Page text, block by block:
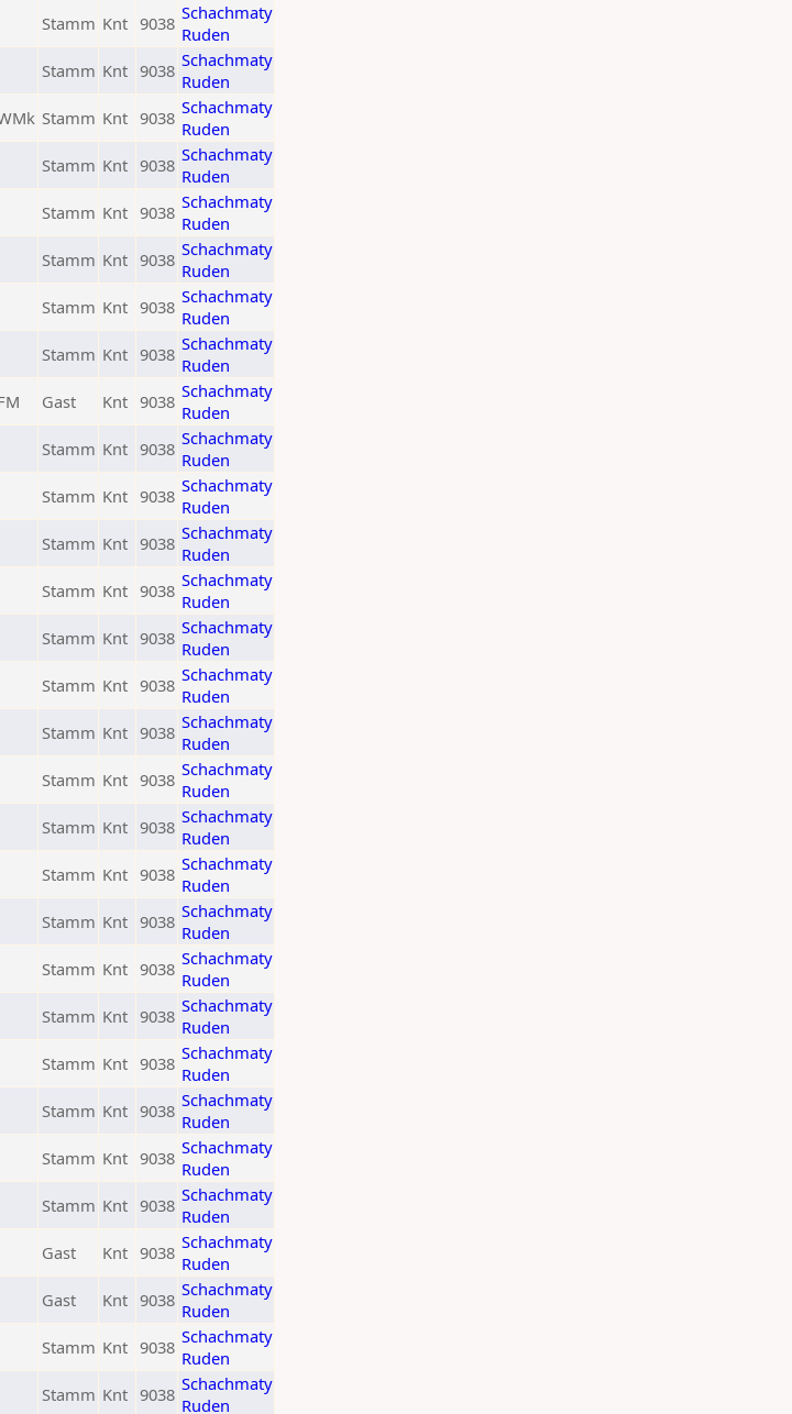
Stamm Knt 9038 Schachmaty
Ruden
Stamm Knt 9038 Schachmaty
Ruden
Stamm Knt 9038 Schachmaty
Ruden
Stamm Knt 9038 Schachmaty
Ruden
Stamm Knt 9038 Schachmaty
Ruden
Stamm Knt 9038 Schachmaty
Ruden
Stamm Knt 9038 Schachmaty
Ruden
Stamm Knt 9038 Schachmaty
Ruden
Gast Knt 9038 Schachmaty
Ruden
Stamm Knt 9038 Schachmaty
Ruden
Stamm Knt 9038 Schachmaty
Ruden
Stamm Knt 9038 Schachmaty
Ruden
Stamm Knt 9038 Schachmaty
Ruden
Stamm Knt 9038 Schachmaty
Ruden
Stamm Knt 9038 Schachmaty
Ruden
Stamm Knt 9038 Schachmaty
Ruden
Stamm Knt 9038 Schachmaty
Ruden
Stamm Knt 9038 Schachmaty
Ruden
Stamm Knt 9038 Schachmaty
Ruden
Stamm Knt 9038 Schachmaty
Ruden
Stamm Knt 9038 Schachmaty
Ruden
Stamm Knt 9038 Schachmaty
Ruden
Stamm Knt 9038 Schachmaty
Ruden
Stamm Knt 9038 Schachmaty
Ruden
Stamm Knt 9038 Schachmaty
Ruden
Stamm Knt 9038 Schachmaty
Ruden
Gast Knt 9038 Schachmaty
Ruden
Gast Knt 9038 Schachmaty
Ruden
Stamm Knt 9038 Schachmaty
Ruden
Stamm Knt 9038 Schachmaty
Ruden